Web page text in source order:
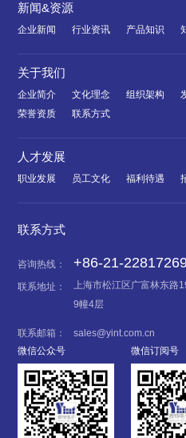
新闻&资源
企业新闻 行业资讯 产品知识
关于我们
企业简介 文化理念 组织架构
荣誉资质
联系方式
人才发展
职业发展 员工文化 福利待遇
联系方式
咨询热线： +86-21-
联系地址：
上海市松江区广富林东路
9幢4层
联系邮箱：
sales@yint.com.cn
微信公众号
微信订阅号